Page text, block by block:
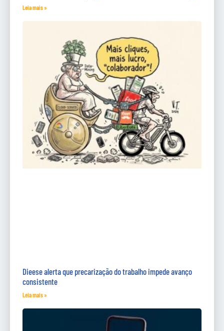
Leia mais »
Dieese alerta que precarização do trabalho impede avanço
consistente
Leia mais »